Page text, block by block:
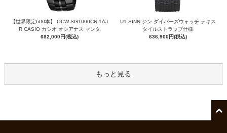
【世界限定600本】 OCW-SG1000CN-1AJ
R CASIO カシオ オシアナス マンタ
682,000円(税込)
U1 SINN ジン ダイバーズウォッチ テキス
タイルストラップ仕様
636,900円(税込)
もっと見る